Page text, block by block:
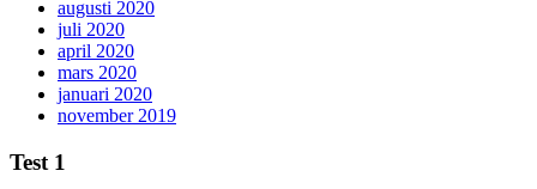
augusti 2020
juli 2020
april 2020
mars 2020
januari 2020
november 2019
Test 1